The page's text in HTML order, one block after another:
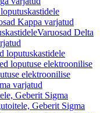
Kappa varjatud
Varuosad Delta
loputuskastidele
loputuse elektroonilise
elektroonilise
varjatud
Geberit Sigma
Geberit Sigma